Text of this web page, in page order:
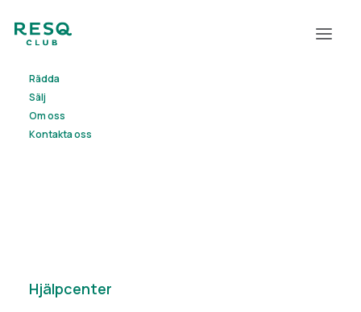
Rädda
Sälj
Om oss
Kontakta oss
Hjälpcenter